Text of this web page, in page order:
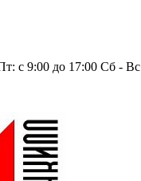
с 9:00 до 17:00 Сб -